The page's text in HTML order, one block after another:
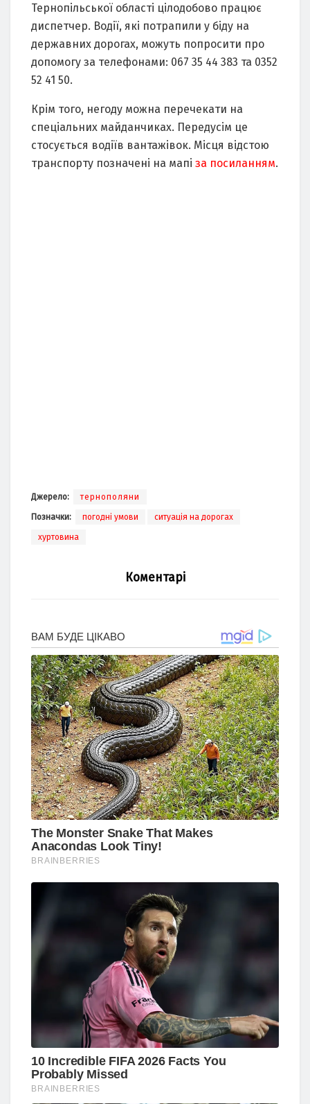
Тернопільської області цілодобово працює
диспетчер. Водії, які потрапили у біду на
державних дорогах, можуть попросити про
допомогу за телефонами: 067 35 44 383 та 0352
52 41 50.
Крім того, негоду можна перечекати на
спеціальних майданчиках. Передусім це
стосується водіїв вантажівок. Місця відстою
транспорту позначені на мапі за посиланням.
Джерело: тернополяни
Позначки: погодні умови ситуація на дорогах
хуртовина
Коментарі